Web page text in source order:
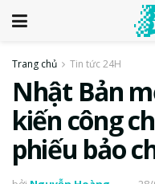
Trang chủ Tin tức 24H
Nhật Bản
kiến công
phiếu bảo